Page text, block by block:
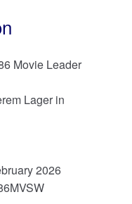
Movie Leader
Lager in
2026